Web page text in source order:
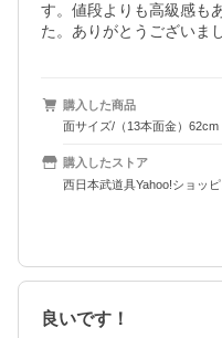
す。値段よりも高級感も
た。ありがとうございま
購入した商品
面サイズ/（13本面金）62cm
購入したストア
西日本武道具Yahoo!ショッ
良いです！